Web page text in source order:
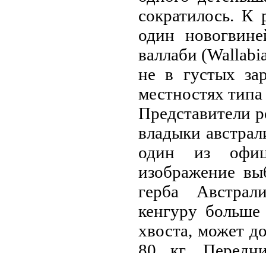
сократилось.
один
валлаби
не в густых
местностях
Представители
владыки
один из
изображение
герба
кенгуру
хвоста, может